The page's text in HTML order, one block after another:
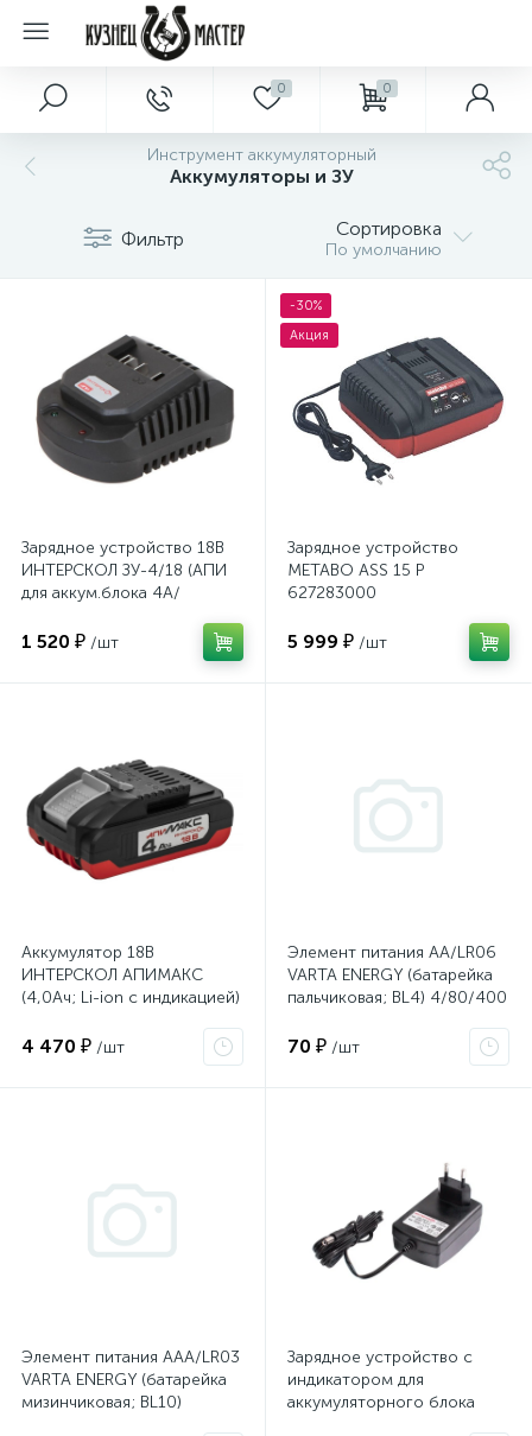
0 0
Инструмент аккумуляторный
Аккумуляторы и ЗУ
Фильтр Сортировка
По умолчанию
Зарядное устройство 18В
ИНТЕРСКОЛ ЗУ-4/18 (АПИ
для аккум.блока 4А/
1 520 ₽ /шт
-30%
Акция
Зарядное устройство
METABO ASS 15 P
627283000
5 999 ₽ /шт
Аккумулятор 18В
ИНТЕРСКОЛ АПИМАКС
(4,0Ач; Li-ion с индикацией)
4 470 ₽ /шт
Элемент питания АА/LR06
VARTA ENERGY (батарейка
пальчиковая; BL4) 4/80/400
70 ₽ /шт
Элемент питания ААА/LR03
VARTA ENERGY (батарейка
мизинчиковая; BL10)
Зарядное устройство с
индикатором для
аккумуляторного блока